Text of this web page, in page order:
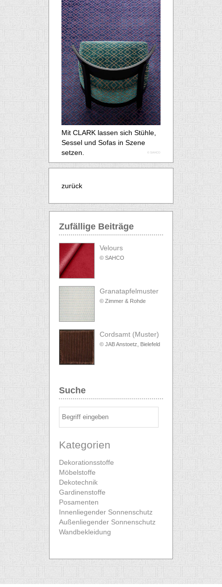
Mit CLARK lassen sich Stühle,
Sessel und Sofas in Szene
setzen.
© SAHCO
zurück
Zufällige Beiträge
Velours
© SAHCO
Granatapfelmuster
© Zimmer & Rohde
Cordsamt (Muster)
© JAB Anstoetz, Bielefeld
Suche
Kategorien
Dekorationsstoffe
Möbelstoffe
Dekotechnik
Gardinenstoffe
Posamenten
Innenliegender Sonnenschutz
Außenliegender Sonnenschutz
Wandbekleidung